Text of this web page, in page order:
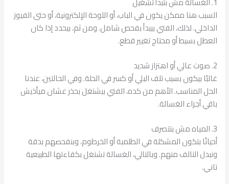
السبب هنا ممكن يكون في الباب، أو اللوحة الإلكترونية، أو حتى الفيوز
الداخلي. لذلك، الفني بيبدأ بفحص شامل. ومن ثم، بيحدد إذا كان
العطل بسيط أو محتاج تغيير قطع.
2. صوت عالي أو اهتزاز شديد
غالبًا بيكون بسبب تلف البلي أو كسر في الحلة. وفي الحالتين، عندنا
الحل المناسب. الأهم من كده، الفني بيشتغل بحذر عشان ميأذيش
باقي أجزاء الغسالة.
3. المياه مش بتتصرف
أحيانًا بتكون المشكلة في الطلمبة أو الخرطوم، وبنفحصهم بدقة
ونبدل التالف منهم. وبالتالي، الغسالة تشتغل بكفاءتها الطبيعية
تاني.